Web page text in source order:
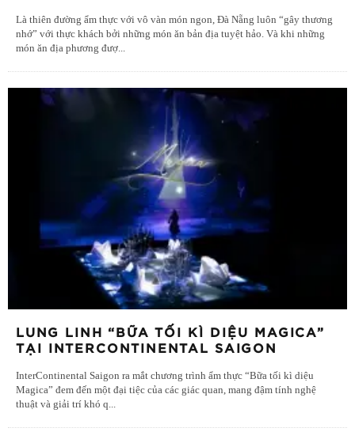
Là thiên đường ẩm thực với vô vàn món ngon, Đà Nẵng luôn “gây thương
nhớ” với thực khách bởi những món ăn bản địa tuyệt hảo. Và khi những
món ăn địa phương đượ...
LUNG LINH “BỮA TỐI KÌ DIỆU MAGICA”
TẠI INTERCONTINENTAL SAIGON
InterContinental Saigon ra mắt chương trình ẩm thực “Bữa tối kì diệu
Magica” đem đến một đại tiệc của các giác quan, mang đậm tính nghệ
thuật và giải trí khó q